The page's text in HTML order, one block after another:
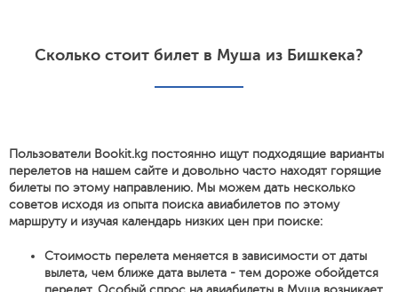
Сколько стоит билет в Муша из Бишкека?
Пользователи Bookit.kg постоянно ищут подходящие варианты
перелетов на нашем сайте и довольно часто находят горящие
билеты по этому направлению. Мы можем дать несколько
советов исходя из опыта поиска авиабилетов по этому
маршруту и изучая календарь низких цен при поиске:
Стоимость перелета меняется в зависимости от даты
вылета, чем ближе дата вылета - тем дороже обойдется